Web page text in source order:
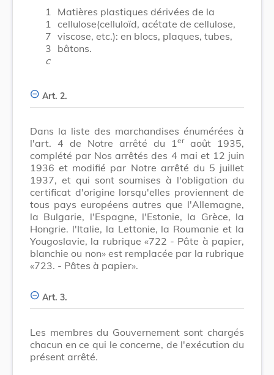
1
1
7
3
c
Matières plastiques dérivées de la
cellulose(celluloïd, acétate de cellulose,
viscose, etc.): en blocs, plaques, tubes,
bâtons.
Art. 2.
Dans la liste des marchandises énumérées à
l'art. 4 de Notre arrêté du 1 eraoût 1935,
complété par Nos arrêtés des 4 mai et 12 juin
1936 et modifié par Notre arrêté du 5 juillet
1937, et qui sont soumises à l'obligation du
certificat d'origine lorsqu'elles proviennent de
tous pays européens autres que l'Allemagne,
la Bulgarie, l'Espagne, l'Estonie, la Grèce, la
Hongrie. l'Italie, la Lettonie, la Roumanie et la
Yougoslavie, la rubrique «722 - Pâte à papier,
blanchie ou non» est remplacée par la rubrique
«723. - Pâtes à papier».
Art. 3.
Les membres du Gouvernement sont chargés
chacun en ce qui le concerne, de l'exécution du
présent arrêté.